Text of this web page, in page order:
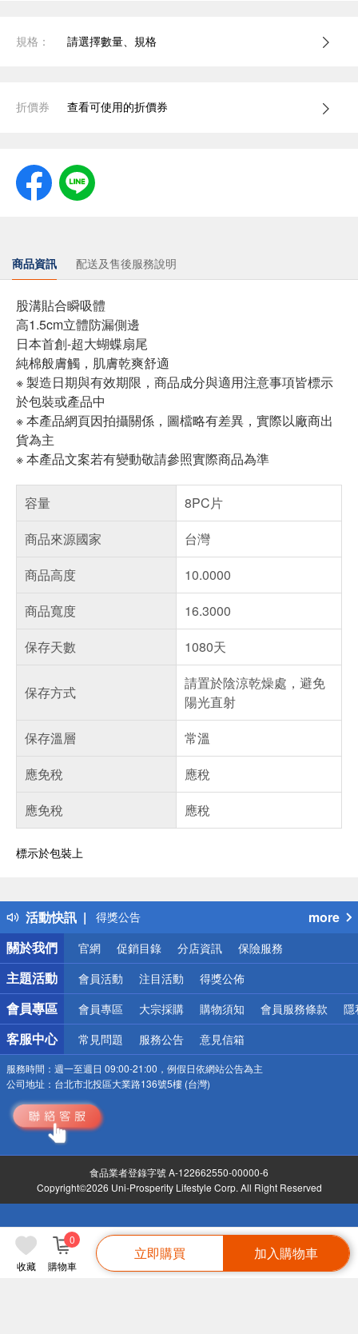
收藏 購物車
0
立即購買 加入購物車
規格： 請選擇數量、規格
折價券 查看可使用的折價券
商品資訊 配送及售後服務說明
股溝貼合瞬吸體
高1.5cm立體防漏側邊
日本首創-超大蝴蝶扇尾
純棉般膚觸，肌膚乾爽舒適
※ 製造日期與有效期限，商品成分與適用注意事項皆標示
於包裝或產品中
※ 本產品網頁因拍攝關係，圖檔略有差異，實際以廠商出
貨為主
※ 本產品文案若有變動敬請參照實際商品為準
容量
8PC片
商品來源國家
台灣
商品高度
10.0000
商品寬度
16.3000
保存天數
1080天
保存方式
請置於陰涼乾燥處，避免
陽光直射
保存溫層
常溫
應免稅
應稅
應免稅
應稅
標示於包裝上
活動快訊
得獎公告
熱門話題
銀行優惠
偏遠地區配送
詐騙網頁！請小心！
more
關於我們
官網 促銷目錄 分店資訊 保險服務
主題活動 會員活動 注目活動 得獎公佈
會員專區 會員專區 大宗採購 購物須知 會員服務條款 隱
客服中心 常見問題 服務公告 意見信箱
服務時間： 週一至週日 09:00-21:00，例假日依網站公告為主
公司地址： 台北市北投區大業路136號5樓 (台灣)
食品業者登錄字號 A-122662550-00000-6
Copyright©2026 Uni-Prosperity Lifestyle Corp. All Right Reserved